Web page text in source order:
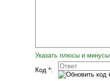
Указать плюсы и минусы
Код *: